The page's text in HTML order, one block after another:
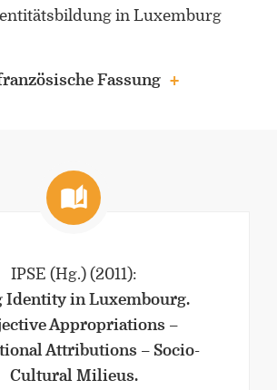
in Luxemburg
Fassung
IPSE (Hg.) (2011):
Identity in Luxembourg.
Appropriations –
Attributions – Socio-
Cultural Milieus.